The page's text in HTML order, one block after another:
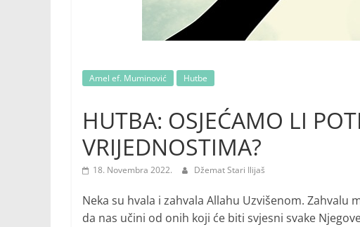
Amel ef. Muminović Hutbe
HUTBA: OSJEĆAMO LI
VRIJEDNOSTIMA?
18. Novembra 2022. Džemat Stari Ilijaš
Neka su hvala i zahvala Allahu Uzvišenom.
da nas učini od onih koji će biti svjesni svake